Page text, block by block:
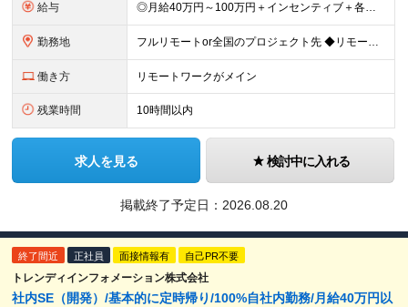
給与 ◎月給40万円～100万円＋インセンティブ＋各種手当 ・年収120万〜300万円UPの実績も！ ・平均年収UP率は1.1～1.3倍 ・案件単価100%公開 × 単価連動の給与制度 ・能力等を考慮の上
勤務地 フルリモートor全国のプロジェクト先 ◆リモート実施率80% ◆UIターン歓迎！転勤なし ※(変更の範囲)上記を除く当社関連勤務地 本社：東京都新宿区西新宿3-9-23 西新宿大和ビル3F ＼AI
働き方 リモートワークがメイン
残業時間 10時間以内
求人を見る 検討中に入れる
掲載終了予定日： 2026.08.20
終了間近 正社員 面接情報有 自己PR不要
トレンディインフォメーション株式会社
社内SE（開発）/基本的に定時帰り/100%自社内勤務/月給40万円以